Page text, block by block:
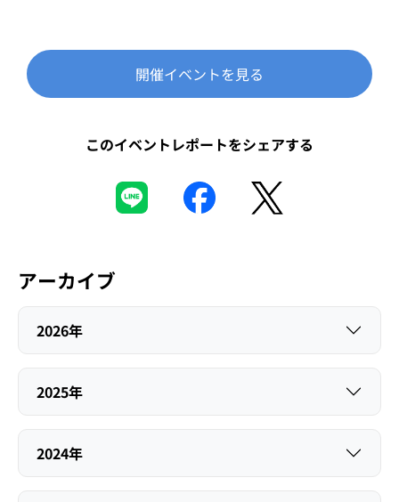
開催イベントを見る
このイベントレポートをシェアする
アーカイブ
2026年
2025年
2024年